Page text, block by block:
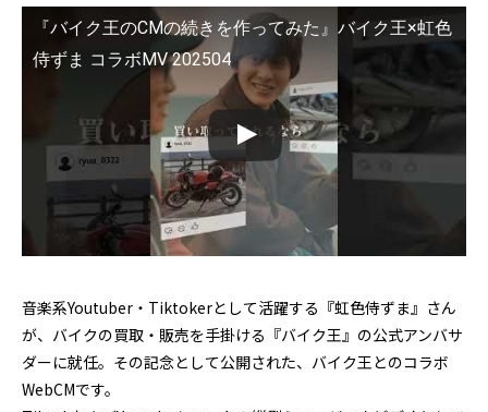
『バイク王のCMの続きを作ってみた』バイク王×虹色
侍ずま コラボMV 202504
音楽系Youtuber・Tiktokerとして活躍する『虹色侍ずま』さん
が、バイクの買取・販売を手掛ける『バイク王』の公式アンバサ
ダーに就任。その記念として公開された、バイク王とのコラボ
WebCMです。